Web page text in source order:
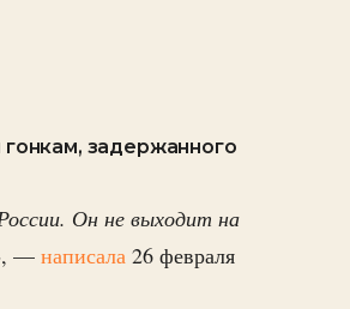
задержанного
Он не выходит на
, — написала 26 февраля